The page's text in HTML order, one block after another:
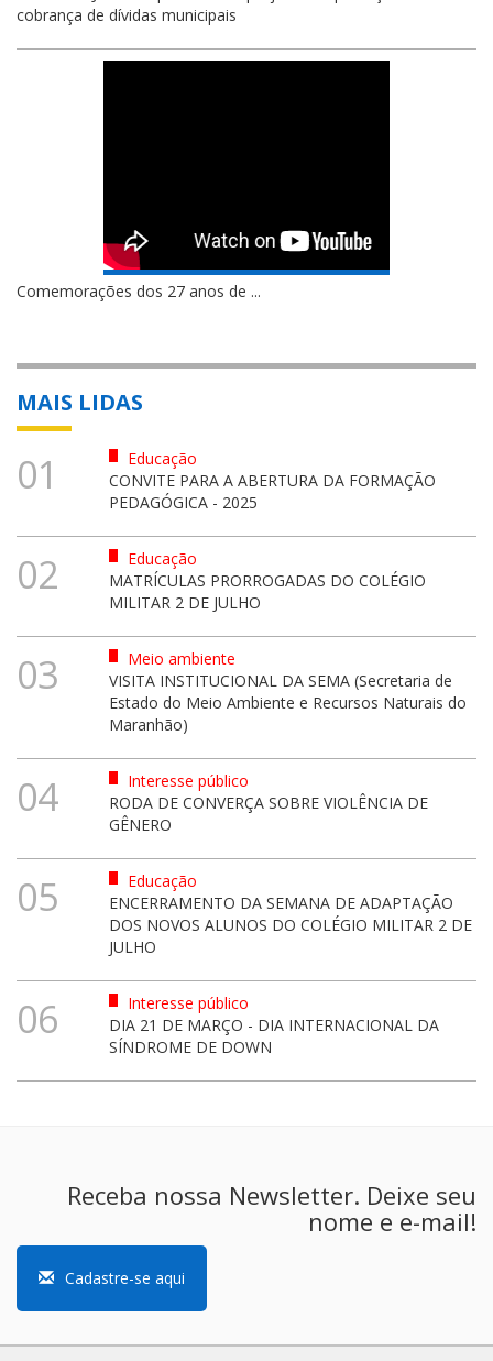
cobrança de dívidas municipais
Comemorações dos 27 anos de ...
MAIS LIDAS
01
Educação
CONVITE PARA A ABERTURA DA FORMAÇÃO
PEDAGÓGICA - 2025
02
Educação
MATRÍCULAS PRORROGADAS DO COLÉGIO
MILITAR 2 DE JULHO
03
Meio ambiente
VISITA INSTITUCIONAL DA SEMA (Secretaria de
Estado do Meio Ambiente e Recursos Naturais do
Maranhão)
04
Interesse público
RODA DE CONVERÇA SOBRE VIOLÊNCIA DE
GÊNERO
05
Educação
ENCERRAMENTO DA SEMANA DE ADAPTAÇÃO
DOS NOVOS ALUNOS DO COLÉGIO MILITAR 2 DE
JULHO
06
Interesse público
DIA 21 DE MARÇO - DIA INTERNACIONAL DA
SÍNDROME DE DOWN
Receba nossa Newsletter. Deixe seu
nome e e-mail!
Cadastre-se aqui